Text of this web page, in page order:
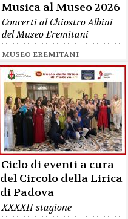
Musica al Museo 2026
Concerti al Chiostro Albini
del Museo Eremitani
MUSEO EREMITANI
Ciclo di eventi a cura
del Circolo della Lirica
di Padova
XXXXII stagione